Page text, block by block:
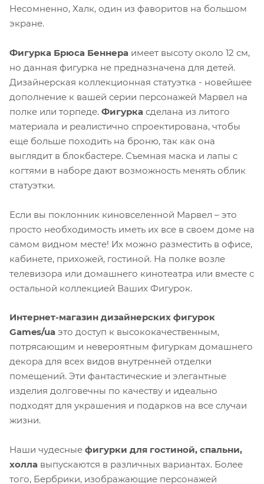
Несомненно, Халк, один из фаворитов на большом
экране.
Фигурка Брюса Беннера имеет высоту около 12 см,
но данная фигурка не предназначена для детей.
Дизайнерская коллекционная статуэтка - новейшее
дополнение к вашей серии персонажей Марвел на
полке или торпеде. Фигурка сделана из литого
материала и реалистично спроектирована, чтобы
еще больше походить на броню, так как она
выглядит в блокбастере. Съемная маска и лапы с
когтями в наборе дают возможность менять облик
статуэтки.
Если вы поклонник киновселенной Марвел – это
просто необходимость иметь их все в своем доме на
самом видном месте! Их можно разместить в офисе,
кабинете, прихожей, гостиной. На полке возле
телевизора или домашнего кинотеатра или вместе с
остальной коллекцией Ваших Фигурок.
Интернет-магазин дизайнерских фигурок
Games/ua это доступ к высококачественным,
потрясающим и невероятным фигуркам домашнего
декора для всех видов внутренней отделки
помещений. Эти фантастические и элегантные
изделия долговечны по качеству и идеально
подходят для украшения и подарков на все случаи
жизни.
Наши чудесные фигурки для гостиной, спальни,
холла выпускаются в различных вариантах. Более
того, Бербрики, изображающие персонажей